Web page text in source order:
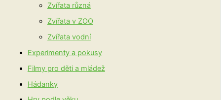
Zvířata různá
Zvířata v ZOO
Zvířata vodní
Experimenty a pokusy
Filmy pro děti a mládež
Hádanky